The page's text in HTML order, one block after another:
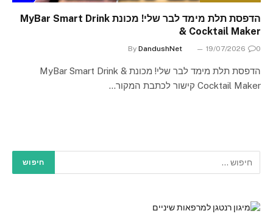
הדפסת תלת מימד לבר שלי! מכונת MyBar Smart Drink
& Cocktail Maker
By DandushNet 19/07/2026 0
הדפסת תלת מימד לבר שלי! מכונת MyBar Smart Drink &
Cocktail Maker קישור לכתבת המקור…